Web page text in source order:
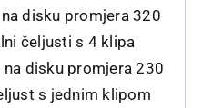
disku promjera 320
čeljusti s 4 klipa
disku promjera 230
s jednim klipom